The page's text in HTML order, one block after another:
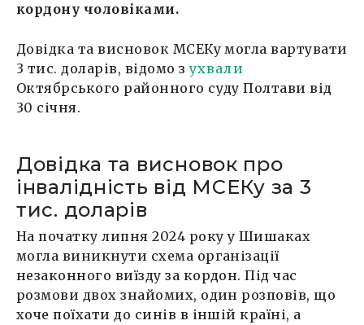
кордону чоловіками.
Довідка та висновок МСЕКу могла вартувати
3 тис. доларів, відомо зухвали
Октябрського районного суду Полтави від
30 січня.
Довідка та висновок про
інвалідність від МСЕКу за 3
тис. доларів
На початку липня 2024 року у Шишаках
могла виникнути схема організації
незаконного виїзду за кордон. Під час
розмови двох знайомих, один розповів, що
хоче поїхати до синів в іншій країні, а